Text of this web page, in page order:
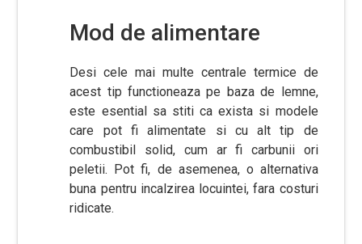
Mod de alimentare
Desi cele mai multe centrale termice de
acest tip functioneaza pe baza de lemne,
este esential sa stiti ca exista si modele
care pot fi alimentate si cu alt tip de
combustibil solid, cum ar fi carbunii ori
peletii. Pot fi, de asemenea, o alternativa
buna pentru incalzirea locuintei, fara costuri
ridicate.